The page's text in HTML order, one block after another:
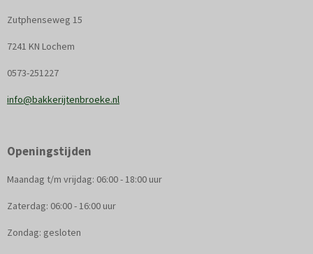
Zutphenseweg 15
7241 KN Lochem
0573-251227
info@bakkerijtenbroeke.nl
Openingstijden
Maandag t/m vrijdag: 06:00 - 18:00 uur
Zaterdag: 06:00 - 16:00 uur
Zondag: gesloten